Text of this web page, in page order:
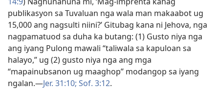
publikasyon sa Tuvaluan nga wala man makaabot ug
15,000 ang nagsulti niini?’ Gitubag kana ni Jehova, nga
nagpamatuod sa duha ka butang: (1) Gusto niya nga
ang iyang Pulong mawali “taliwala sa kapuloan sa
halayo,” ug (2) gusto niya nga ang mga
“mapainubsanon ug maaghop” modangop sa iyang
ngalan.—Jer. 31:10; Sof. 3:12.